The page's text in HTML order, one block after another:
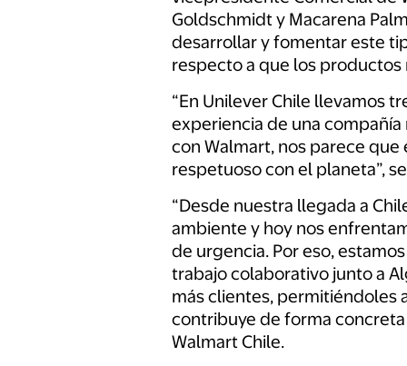
Goldschmidt y Macarena
desarrollar y fomentar este
respecto a que los
“En Unilever Chile llevamos
experiencia de una
con Walmart, nos parece
respetuoso con el planeta”,
“Desde nuestra llegada a
ambiente y hoy nos
de urgencia. Por eso,
trabajo colaborativo junto a
más clientes, permitiéndoles
contribuye de forma
Walmart Chile.